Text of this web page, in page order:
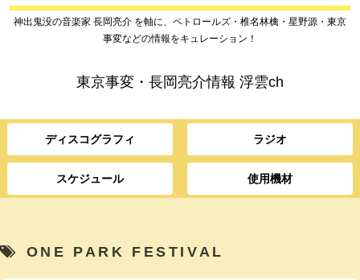
神出鬼没の音楽家 長岡亮介 を軸に、ペトロールズ・椎名林檎・星野源・東京
事変などの情報をキュレーション！
東京事変・長岡亮介情報 浮雲ch
ディスコグラフィ ラジオ
スケジュール 使用機材
ONE PARK FESTIVAL